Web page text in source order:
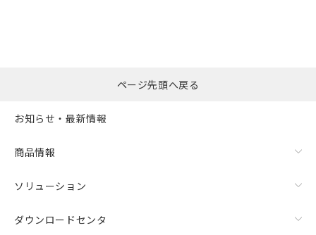
ページ先頭へ戻る
お知らせ・最新情報
商品情報
ソリューション
ダウンロードセンタ